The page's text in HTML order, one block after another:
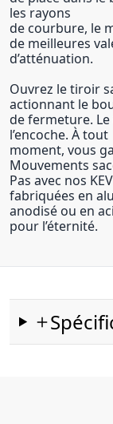
les rayons
de courbure, le
de meilleures
d’atténuation.
Ouvrez le tiroir
actionnant le
de fermeture.
l’encoche. À tout
moment, vous
Mouvements
Pas avec nos
fabriquées en
anodisé ou en
pour l’éternité.